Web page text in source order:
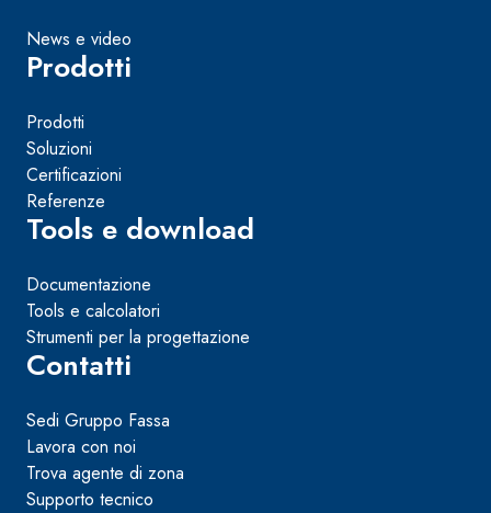
News e video
Prodotti
Prodotti
Soluzioni
Certificazioni
Referenze
Tools e download
Documentazione
Tools e calcolatori
Strumenti per la progettazione
Contatti
Sedi Gruppo Fassa
Lavora con noi
Trova agente di zona
Supporto tecnico